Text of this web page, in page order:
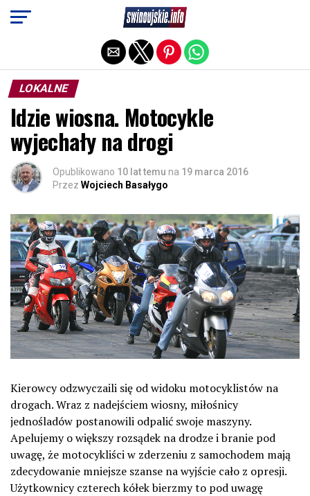
LOKALNE
Idzie wiosna. Motocykle
wyjechały na drogi
Opublikowano 10 lat temu na 19 marca 2016
Przez Wojciech Basałygo
Kierowcy odzwyczaili się od widoku motocyklistów na
drogach. Wraz z nadejściem wiosny, miłośnicy
jednośladów postanowili odpalić swoje maszyny.
Apelujemy o większy rozsądek na drodze i branie pod
uwagę, że motocykliści w zderzeniu z samochodem mają
zdecydowanie mniejsze szanse na wyjście cało z opresji.
Użytkownicy czterech kółek bierzmy to pod uwagę
Exit mobile version